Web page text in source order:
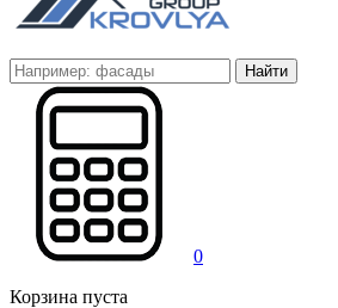
Найти
0
Корзина пуста